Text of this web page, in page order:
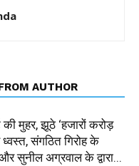
AUTHOR
की मुहर, झूठे ‘हजारों करोड़
संगठित गिरोह के
सुनील अग्रवाल के द्वारा...